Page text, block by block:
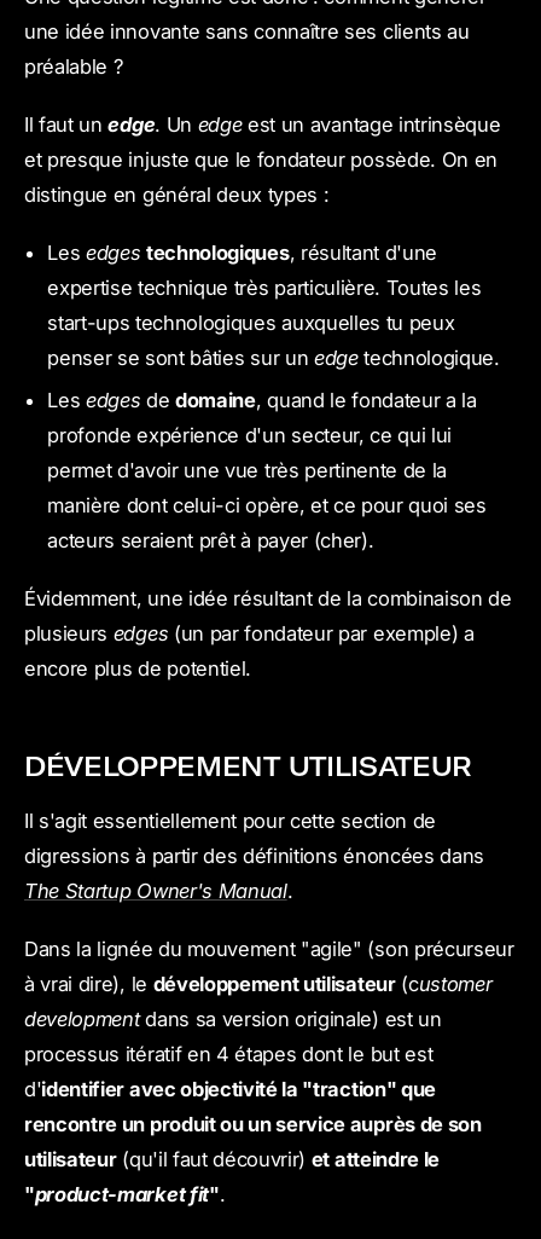
une idée innovante sans connaître ses clients au
préalable ?
Il faut unedge. Un edgeest un avantage intrinsèque
et presque injuste que le fondateur possède. On en
distingue en général deux types :
Les edges technologiques, résultant d'une
expertise technique très particulière. Toutes les
start-ups technologiques auxquelles tu peux
penser se sont bâties sur un edgetechnologique.
Les edges dedomaine, quand le fondateur a la
profonde expérience d'un secteur, ce qui lui
permet d'avoir une vue très pertinente de la
manière dont celui-ci opère, et ce pour quoi ses
acteurs seraient prêt à payer (cher).
Évidemment, une idée résultant de la combinaison de
plusieurs edges (un par fondateur par exemple) a
encore plus de potentiel.
DÉVELOPPEMENT UTILISATEUR
Il s'agit essentiellement pour cette section de
digressions à partir des définitions énoncées dans
The Startup Owner's Manual.
Dans la lignée du mouvement "agile" (son précurseur
à vrai dire), le développement utilisateur(customer
developmentdans sa version originale) est un
processus itératif en 4 étapes dont le but est
d'identifier avec objectivité la "traction" que
rencontre un produit ou un service auprès de son
utilisateur(qu'il faut découvrir) et atteindre le
"product-market fit".